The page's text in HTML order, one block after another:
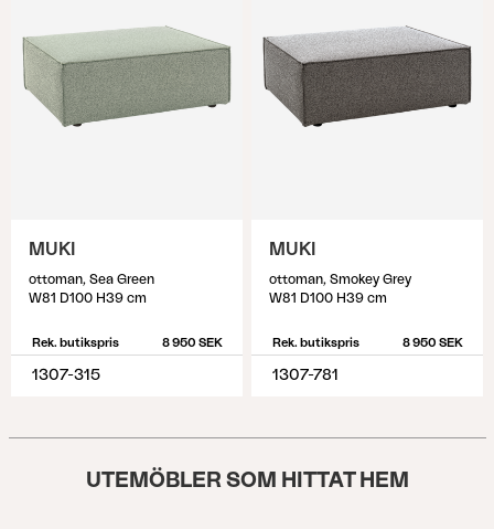
MUKI
ottoman, Sea Green
W81 D100 H39 cm
Rek. butikspris 8 950 SEK
1307-315
MUKI
ottoman, Smokey Grey
W81 D100 H39 cm
Rek. butikspris 8 950 SEK
1307-781
UTEMÖBLER SOM HITTAT HEM